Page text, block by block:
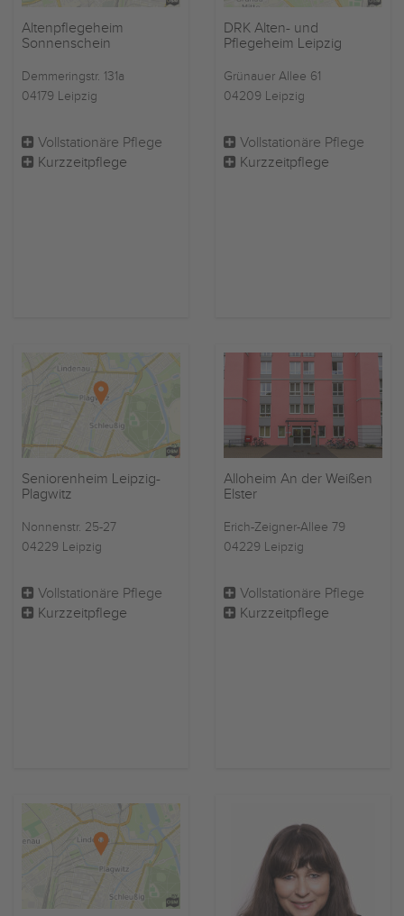
Altenpflegeheim
Sonnenschein
Demmeringstr. 131a
04179 Leipzig
Vollstationäre Pflege
Kurzzeitpflege
DRK Alten- und
Pflegeheim Leipzig
Grünauer Allee 61
04209 Leipzig
Vollstationäre Pflege
Kurzzeitpflege
Seniorenheim Leipzig-
Plagwitz
Nonnenstr. 25-27
04229 Leipzig
Vollstationäre Pflege
Kurzzeitpflege
Alloheim An der Weißen
Elster
Erich-Zeigner-Allee 79
04229 Leipzig
Vollstationäre Pflege
Kurzzeitpflege